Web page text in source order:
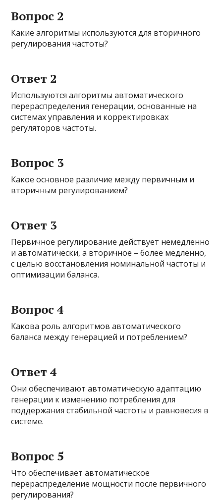
Вопрос 2
Какие алгоритмы используются для вторичного
регулирования частоты?
Ответ 2
Используются алгоритмы автоматического
перераспределения генерации, основанные на
системах управления и корректировках
регуляторов частоты.
Вопрос 3
Какое основное различие между первичным и
вторичным регулированием?
Ответ 3
Первичное регулирование действует немедленно
и автоматически, а вторичное – более медленно,
с целью восстановления номинальной частоты и
оптимизации баланса.
Вопрос 4
Какова роль алгоритмов автоматического
баланса между генерацией и потреблением?
Ответ 4
Они обеспечивают автоматическую адаптацию
генерации к изменению потребления для
поддержания стабильной частоты и равновесия в
системе.
Вопрос 5
Что обеспечивает автоматическое
перераспределение мощности после первичного
регулирования?